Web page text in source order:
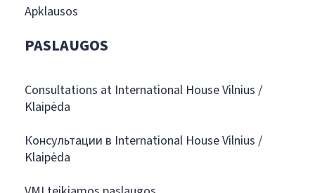
Apklausos
PASLAUGOS
Consultations at International House Vilnius /
Klaipėda
Консультации в International House Vilnius /
Klaipėda